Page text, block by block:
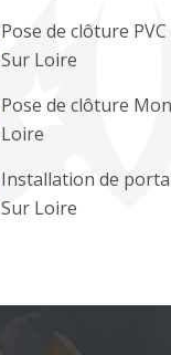
Pose de clôture
Sur Loire
Pose de clôture
Loire
Installation de
Sur Loire